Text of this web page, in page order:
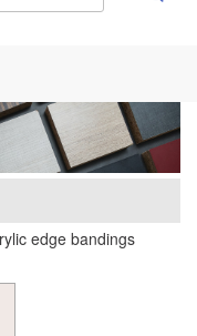
edge bandings